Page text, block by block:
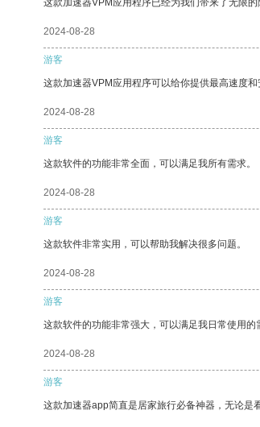
这款加速器VPM应用程序已经为我们带来了无限的
2024-08-28
游客
这款加速器VPM应用程序可以给你提供最高速度
2024-08-28
游客
这款软件的功能非常全面，可以满足我所有需求。
2024-08-28
游客
这款软件非常实用，可以帮助我解决很多问题。
2024-08-28
游客
这款软件的功能非常强大，可以满足我日常使用的
2024-08-28
游客
这款加速器app简直是居家旅行必备神器，无论是